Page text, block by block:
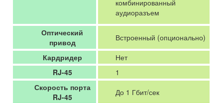
комбинированный
аудиоразъем
Оптический
привод
Встроенный (опционально)
Кардридер
Нет
RJ-45
1
Скорость порта
RJ-45
До 1 Гбит/сек